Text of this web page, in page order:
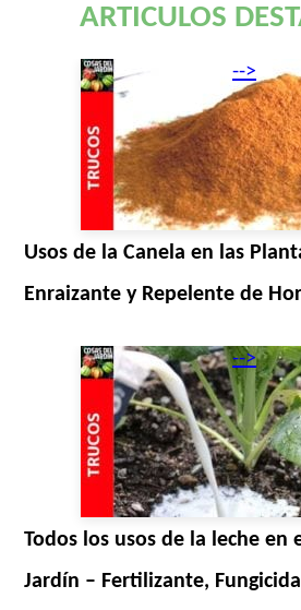
ARTICULOS
-->
Usos de la Canela en las
Enraizante y Repelente de
-->
Todos los usos de la leche en
Jardín – Fertilizante,